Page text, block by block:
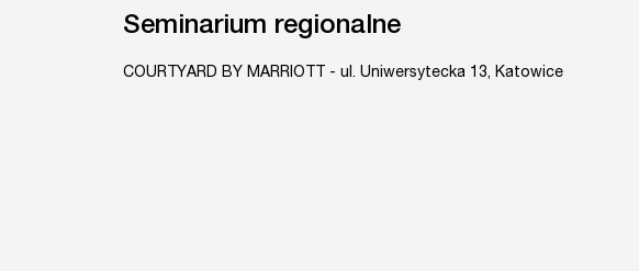
Seminarium regionalne
COURTYARD BY MARRIOTT - ul. Uniwersytecka 13, Katowice